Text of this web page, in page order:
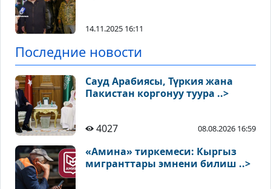
14.11.2025 16:11
Последние новости
Сауд Арабиясы, Түркия жана
Пакистан коргонуу туура ..>
4027 08.08.2026 16:59
«Амина» тиркемеси: Кыргыз
мигранттары эмнени билиш ..>